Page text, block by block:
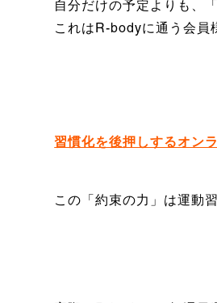
自分だけの予定よりも、
これはR-bodyに通う会員
習慣化を後押しするオン
この「約束の力」は運動